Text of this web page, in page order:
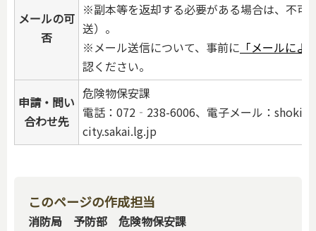
メールの可
否
※副本等を返却する必要がある場合は、不可
送）。
※メール送信について、事前に 「メールによ
認ください。
申請・問い
合わせ先
危険物保安課
電話：072‐238-6006、電子メール：shoki
city.sakai.lg.jp
このページの作成担当
消防局 予防部 危険物保安課